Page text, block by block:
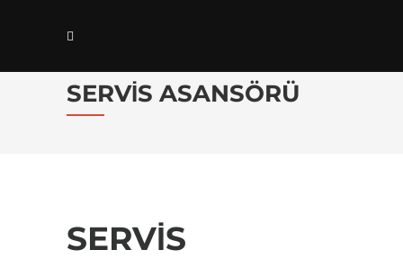
SERVIS ASANSÖRÜ
SERVIS